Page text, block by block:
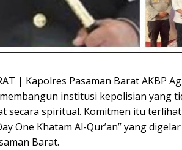
| Kapolres Pasaman Barat AKBP
institusi kepolisian yang
secara spiritual. Komitmen itu
One Khatam Al-Qur’an” yang
Barat.